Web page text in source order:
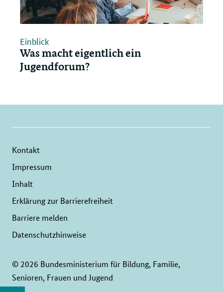
Einblick
Was macht eigentlich ein
Jugendforum?
© 2026 Bundesministerium für Bildung, Familie,
Senioren, Frauen und Jugend
Kontakt
Impressum
Inhalt
Erklärung zur Barrierefreiheit
Barriere melden
Datenschutzhinweise